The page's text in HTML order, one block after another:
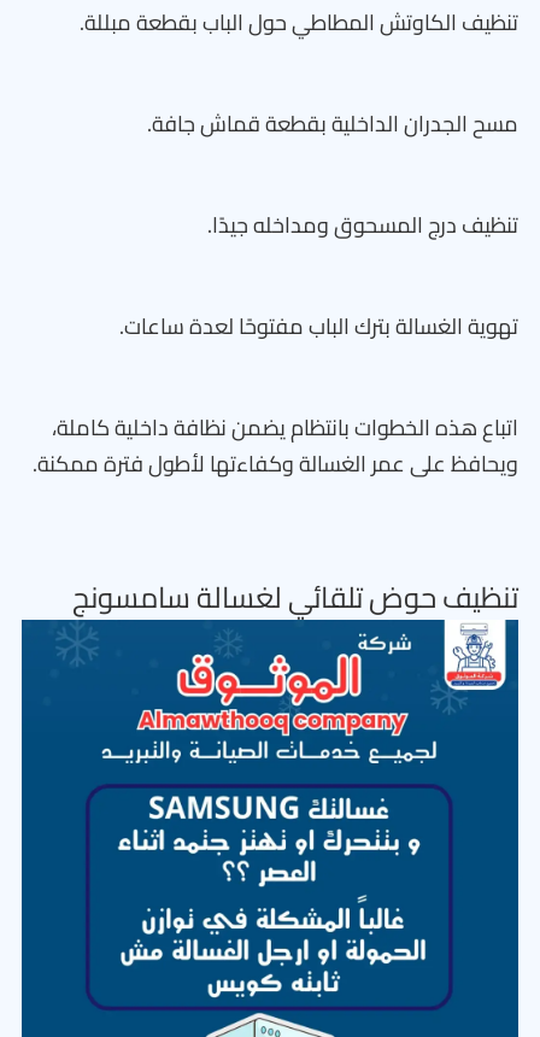
تنظيف الكاوتش المطاطي حول الباب بقطعة مبللة.
مسح الجدران الداخلية بقطعة قماش جافة.
تنظيف درج المسحوق ومداخله جيدًا.
تهوية الغسالة بترك الباب مفتوحًا لعدة ساعات.
اتباع هذه الخطوات بانتظام يضمن نظافة داخلية كاملة،
ويحافظ على عمر الغسالة وكفاءتها لأطول فترة ممكنة.
تنظيف حوض تلقائي لغسالة سامسونج